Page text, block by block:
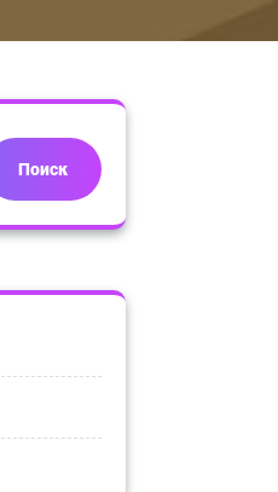
Поиск